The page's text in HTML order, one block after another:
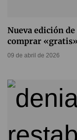
Nueva edición
comprar
09 de abril de 2026